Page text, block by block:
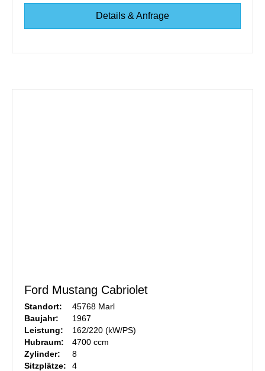
Details & Anfrage
Ford Mustang Cabriolet
Standort:
45768 Marl
Baujahr:
1967
Leistung:
162/220 (kW/PS)
Hubraum:
4700 ccm
Zylinder:
8
Sitzplätze:
4